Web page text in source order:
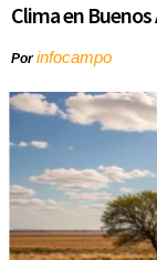
Clima en
Porinfocampo